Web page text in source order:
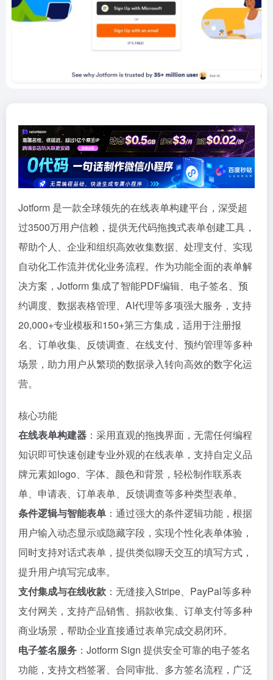
Jotform 是一款全球领先的在线表单构建平台，深受超
过3500万用户信赖，提供无代码拖拽式表单创建工具，
帮助个人、企业和组织高效收集数据、处理支付、实现
自动化工作流并优化业务流程。作为功能全面的表单解
决方案，Jotform 集成了智能PDF编辑、电子签名、预
约调度、数据表格管理、AI代理等多项强大服务，支持
20,000+专业模板和150+第三方集成，适用于注册报
名、订单收集、反馈调查、在线支付、预约管理等多种
场景，助力用户从繁琐的数据录入转向高效的数字化运
营。
核心功能
在线表单构建器 ：采用直观的拖拽界面，无需任何编程
知识即可快速创建专业外观的在线表单，支持自定义品
牌元素如logo、字体、颜色和背景，轻松制作联系表
单、申请表、订单表单、反馈调查等多种类型表单。
条件逻辑与智能表单 ：通过强大的条件逻辑功能，根据
用户输入动态显示或隐藏字段，实现个性化表单体验，
同时支持对话式表单，提供类似聊天交互的填写方式，
提升用户填写完成率。
支付集成与在线收款 ：无缝接入Stripe、PayPal等多种
支付网关，支持产品销售、捐款收集、订单支付等多种
商业场景，帮助企业直接通过表单完成交易闭环。
电子签名服务 ：Jotform Sign 提供安全可靠的电子签名
功能，支持文档签署、合同审批、多方签名流程，广泛